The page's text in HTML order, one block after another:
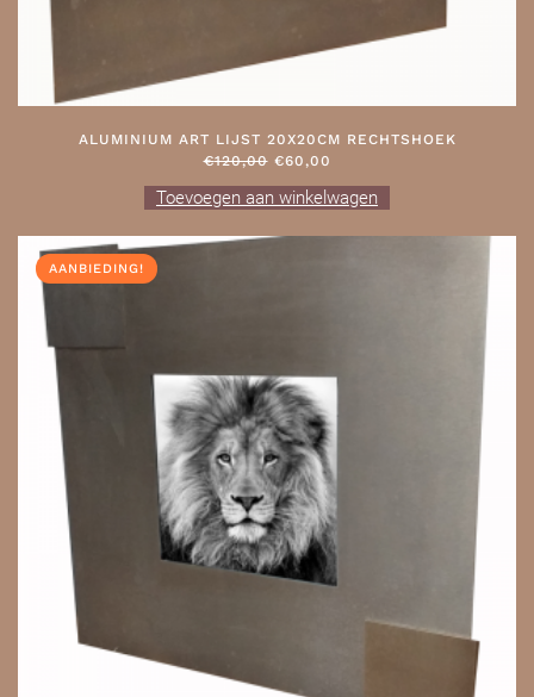
ALUMINIUM ART LIJST 20X20CM RECHTSHOEK
€120,00 OORSPRONKELIJKE
WAS:
€60,00
IS:
Toevoegen aan winkelwagen
AANBIEDING!